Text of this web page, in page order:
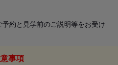
約と見学前のご説明等をお受け
事項